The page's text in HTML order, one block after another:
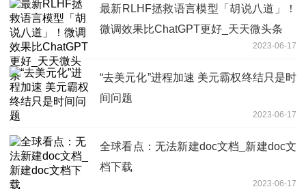
最新RLHF拯救语言模型「胡说八道」！
微调效果比ChatGPT更好_天天微头条
2023-06-17
“去美元化”进程加速 美元霸权终结只是时
间问题
2023-06-17
全球看点：无法新建doc文档_新建doc文
档下载
2023-06-17